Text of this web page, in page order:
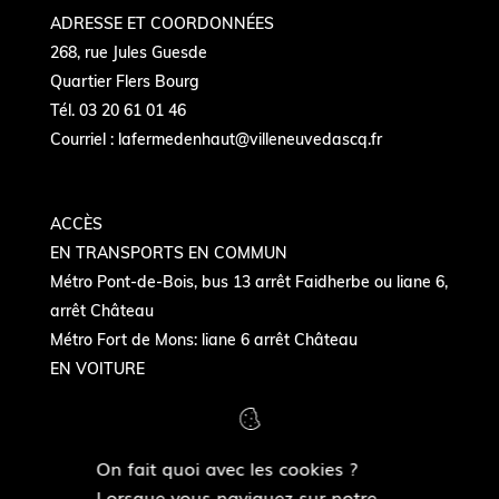
On fait quoi avec les cookies ?
ADRESSE ET COORDONNÉES
268, rue Jules Guesde
Quartier Flers Bourg
Tél. 03 20 61 01 46
Courriel : lafermedenhaut@villeneuvedascq.fr
ACCÈS
EN TRANSPORTS EN COMMUN
Métro Pont-de-Bois, bus 13 arrêt Faidherbe ou liane 6,
arrêt Château
Métro Fort de Mons: liane 6 arrêt Château
EN VOITURE